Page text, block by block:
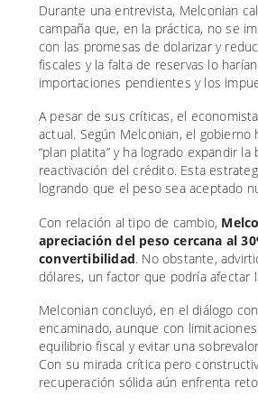
Durante una entrevista, Melconian
campaña que, en la práctica, no se
con las promesas de dolarizar y
fiscales y la falta de reservas lo
importaciones pendientes y los
A pesar de sus críticas, el
actual. Según Melconian, el
“plan platita” y ha logrado expandir
reactivación del crédito. Esta
logrando que el peso sea aceptado
Con relación al tipo de cambio,
apreciación del peso cercana al
convertibilidad. No obstante,
dólares, un factor que podría afectar
Melconian concluyó, en el diálogo
encaminado, aunque con
equilibrio fiscal y evitar una
Con su mirada crítica pero
recuperación sólida aún enfrenta